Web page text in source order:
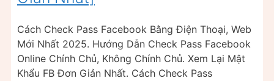
Cách Check Pass Facebook Bằng Điện Thoại, Web
Mới Nhất 2025. Hướng Dẫn Check Pass Facebook
Online Chính Chủ, Không Chính Chủ. Xem Lại Mật
Khẩu FB Đơn Giản Nhất. Cách Check Pass